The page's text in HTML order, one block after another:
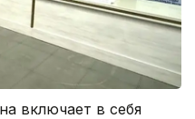
включает в себя